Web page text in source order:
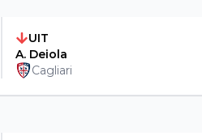
UIT
A. Deiola
Cagliari